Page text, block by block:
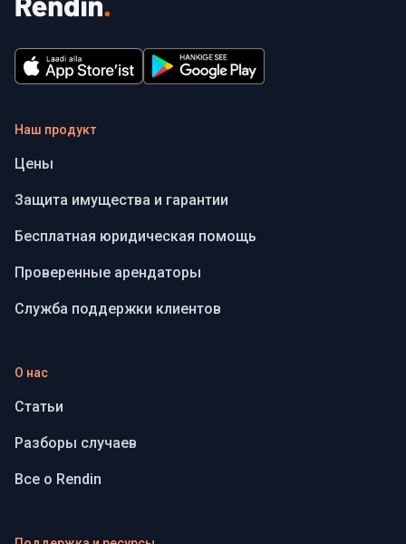
Наш продукт
Цены
Защита имущества и гарантии
Бесплатная юридическая помощь
Проверенные арендаторы
Служба поддержки клиентов
О нас
Статьи
Разборы случаев
Все о Rendin